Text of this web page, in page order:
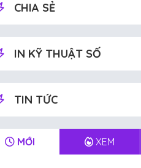
CHIA SẺ
IN KỸ THUẬT SỐ
TIN TỨC
MỚI XEM